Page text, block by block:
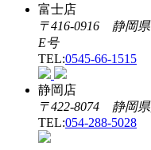
富士店
〒416-0916 静岡
E号
TEL:0545-66-1515
静岡店
〒422-8074 静岡
TEL:054-288-5028